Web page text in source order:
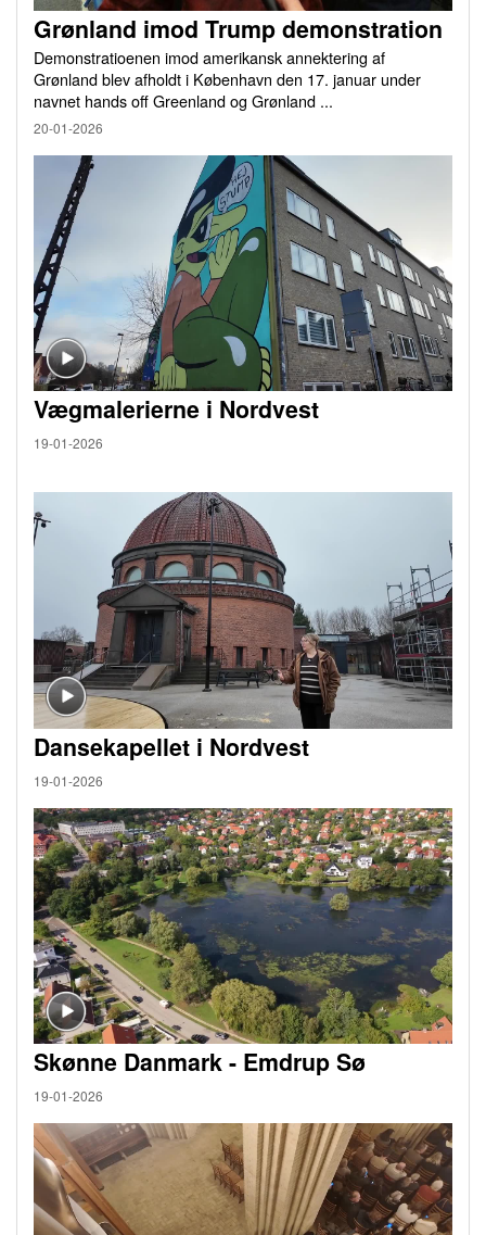
Grønland imod Trump demonstration
Demonstratioenen imod amerikansk annektering af
Grønland blev afholdt i København den 17. januar under
navnet hands off Greenland og Grønland ...
20-01-2026
Vægmalerierne i Nordvest
19-01-2026
Dansekapellet i Nordvest
19-01-2026
Skønne Danmark - Emdrup Sø
19-01-2026